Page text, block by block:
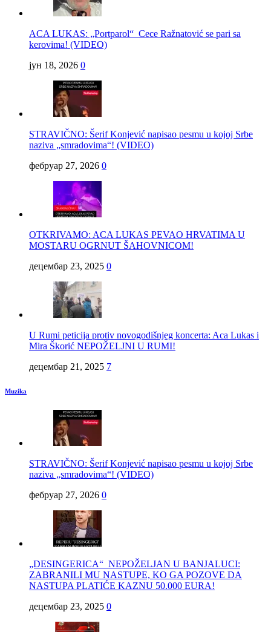
ACA LUKAS: „Portparol“ Cece Ražnatović se pari sa
kerovima! (VIDEO)
јун 18, 2026 0
STRAVIČNO: Šerif Konjević napisao pesmu u kojoj Srbe
naziva „smradovima“! (VIDEO)
фебруар 27, 2026 0
OTKRIVAMO: ACA LUKAS PEVAO HRVATIMA U
MOSTARU OGRNUT ŠAHOVNICOM!
децембар 23, 2025 0
U Rumi peticija protiv novogodišnjeg koncerta: Aca Lukas i
Mira Škorić NEPOŽELJNI U RUMI!
децембар 21, 2025 7
Muzika
STRAVIČNO: Šerif Konjević napisao pesmu u kojoj Srbe
naziva „smradovima“! (VIDEO)
фебруар 27, 2026 0
„DESINGERICA“ NEPOŽELJAN U BANJALUCI:
ZABRANILI MU NASTUPE, KO GA POZOVE DA
NASTUPA PLATIĆE KAZNU 50.000 EURA!
децембар 23, 2025 0